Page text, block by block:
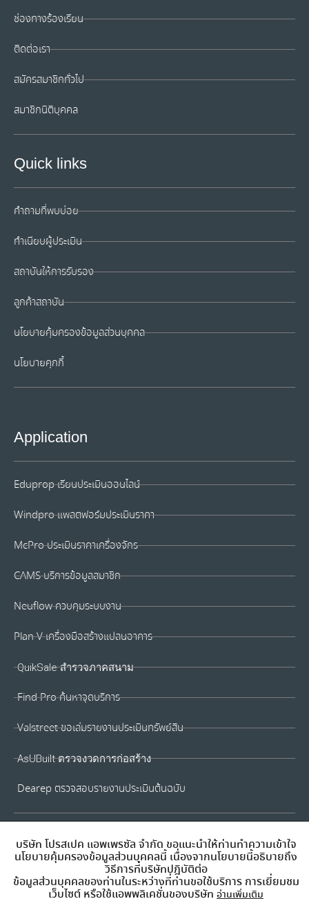
ช่องทางร้องเรียน
ติดต่อเรา
สมัครสมาชิกทั่วไป
สมาชิกนิติบุคคล
Quick links
คำถามที่พบบ่อย
ทำเนียบผู้ประเมิน
สถาบันให้การรับรอง
ลูกค้าสถาบัน
นโยบายคุ้มครองข้อมูลส่วนบุคคล
นโยบายคุกกี้
Application
Eduprop เรียนประเมินออนไลน์
Windpro แพลตฟอร์มประเมินราคา
McPro ประเมินราคาเครื่องจักร
CAMS บริการข้อมูลสมาชิก
Neuflow ควบคุมระบบงาน
Plan V เครื่องมือสร้างแปลนอาคาร
QuikSale สำรวจภาคสนาม
Find Pro ค้นหาจุดบริการ
Valstreet ขอเล่มรายงานประเมินทรัพย์สิน
AsUBuilt ตรวจงวดการก่อสร้าง
Dearep ตรวจสอบรายงานประเมินต้นฉบับ
บริษัท โปรสเปค แอพเพรซัล จำกัด ขอแนะนำให้ท่านทำความเข้าใจ
นโยบายคุ้มครองข้อมูลส่วนบุคคลนี้ เนื่องจากนโยบายนี้อธิบายถึง
วิธีการที่บริษัทปฎิบัติต่อ
ข้อมูลส่วนบุคคลของท่านในระหว่างที่ท่านขอใช้บริการ การเยี่ยมชม
เว็บไซต์ หรือใช้แอพพลิเคชั่นของบริษัท อ่านเพิ่มเติม